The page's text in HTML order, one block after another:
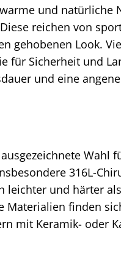
und natürliche
reichen von
gehobenen Look.
für Sicherheit und
und eine
Wahl
316L-
leichter und härter
finden
mit Keramik- oder